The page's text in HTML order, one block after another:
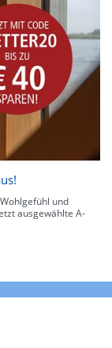
und
ausgewählte A-